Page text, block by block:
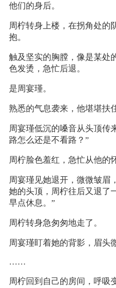
他们的身后。
周柠转身上楼，在拐角处的
抱。
触及坚实的胸膛，像是某处
色发烫，急忙后退。
是周宴瑾。
熟悉的气息袭来，他堪堪扶
周宴瑾低沉的嗓音从头顶传
路怎么还是不看路？”
周柠脸色羞红，急忙从他的
周宴瑾见她退开，微微皱眉
她的头顶，周柠往后又退了
早点休息。”
周柠转身急匆匆地走了。
周宴瑾盯着她的背影，眉头
……
周柠回到自己的房间，呼吸